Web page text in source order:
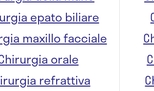
epato biliare
maxillo facciale
orale
refrattiva